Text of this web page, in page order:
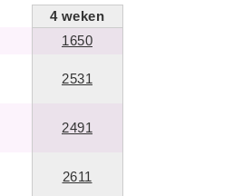
4weken
1650
2531
2491
2611